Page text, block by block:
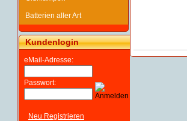
Batterien aller Art
Kundenlogin
eMail-Adresse:
Passwort:
Neu Registrieren